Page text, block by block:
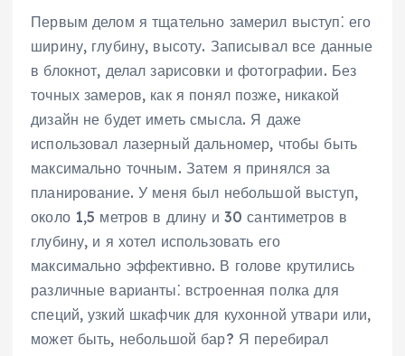
Первым делом я тщательно замерил выступ⁚ его
ширину, глубину, высоту. Записывал все данные
в блокнот, делал зарисовки и фотографии. Без
точных замеров, как я понял позже, никакой
дизайн не будет иметь смысла. Я даже
использовал лазерный дальномер, чтобы быть
максимально точным. Затем я принялся за
планирование. У меня был небольшой выступ,
около 1,5 метров в длину и 30 сантиметров в
глубину, и я хотел использовать его
максимально эффективно. В голове крутились
различные варианты⁚ встроенная полка для
специй, узкий шкафчик для кухонной утвари или,
может быть, небольшой бар? Я перебирал